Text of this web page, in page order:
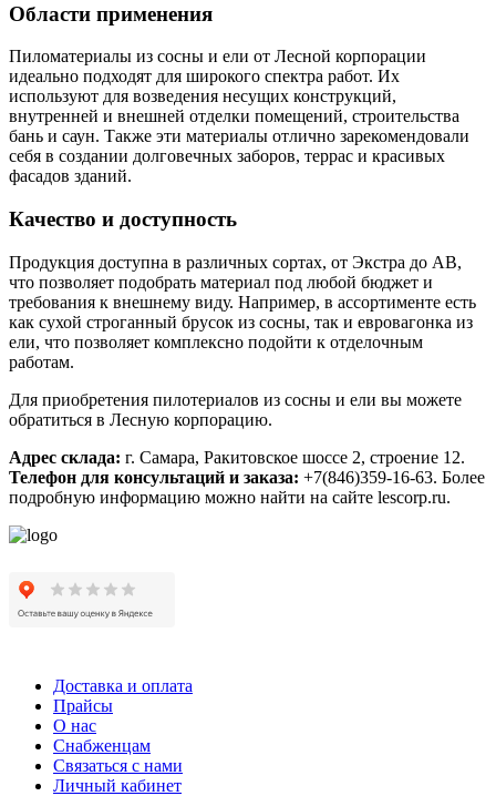
Области применения
Пиломатериалы из сосны и ели от Лесной корпорации
идеально подходят для широкого спектра работ. Их
используют для возведения несущих конструкций,
внутренней и внешней отделки помещений, строительства
бань и саун. Также эти материалы отлично зарекомендовали
себя в создании долговечных заборов, террас и красивых
фасадов зданий.
Качество и доступность
Продукция доступна в различных сортах, от Экстра до АВ,
что позволяет подобрать материал под любой бюджет и
требования к внешнему виду. Например, в ассортименте есть
как сухой строганный брусок из сосны, так и евровагонка из
ели, что позволяет комплексно подойти к отделочным
работам.
Для приобретения пилотериалов из сосны и ели вы можете
обратиться в Лесную корпорацию.
Адрес склада: г. Самара, Ракитовское шоссе 2, строение 12.
Телефон для консультаций и заказа: +7(846)359-16-63. Более
подробную информацию можно найти на сайте lescorp.ru.
Доставка и оплата
Прайсы
О нас
Снабженцам
Связаться с нами
Личный кабинет